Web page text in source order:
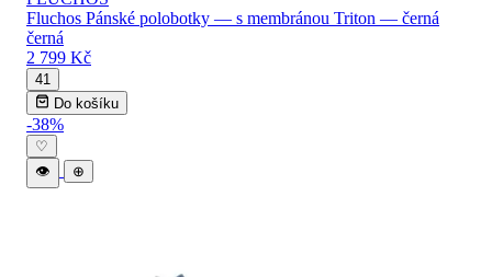
Fluchos Pánské polobotky — s membránou Triton — černá
černá
2 799 Kč
41
Do košíku
-38%
♡
👁
⊕